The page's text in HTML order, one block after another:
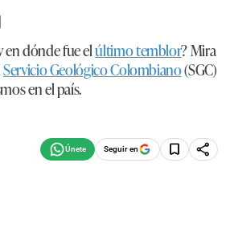
|
en dónde fue elúltimo temblor? Mira
Servicio Geológico Colombiano(SGC)
en el país.
Seguir en